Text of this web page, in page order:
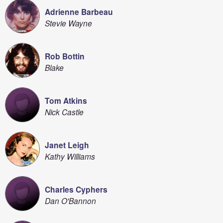
Adrienne Barbeau
Stevie Wayne
Rob Bottin
Blake
Tom Atkins
Nick Castle
Janet Leigh
Kathy Williams
Charles Cyphers
Dan O'Bannon